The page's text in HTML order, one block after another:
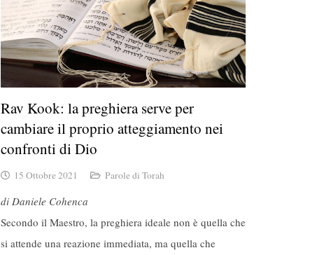
Rav Kook: la preghiera serve per
cambiare il proprio atteggiamento nei
confronti di Dio
15 Ottobre 2021 Parole di Torah
di Daniele Cohenca
Secondo il Maestro, la preghiera ideale non è quella che
si attende una reazione immediata, ma quella che